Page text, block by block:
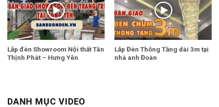
Lắp đèn Showroom Nội thất Tân
Thịnh Phát – Hưng Yên
Lắp Đèn Thông Tầng dài 3m tại
nhà anh Đoàn
DANH MỤC VIDEO